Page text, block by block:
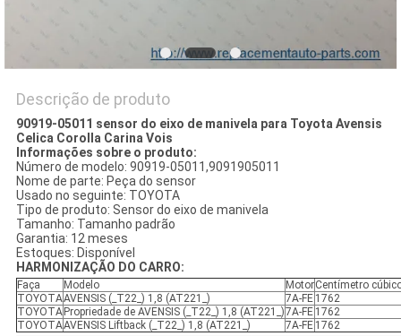
Descrição de produto
90919-05011 sensor do eixo de manivela para Toyota Avensis
Celica Corolla Carina Vois
Informações sobre o produto:
Número de modelo: 90919-05011,9091905011
Nome de parte: Peça do sensor
Usado no seguinte: TOYOTA
Tipo de produto: Sensor do eixo de manivela
Tamanho: Tamanho padrão
Garantia: 12 meses
Estoques: Disponível
HARMONIZAÇÃO DO CARRO:
Faça Modelo MotorCentímetro
TOYOTAAVENSIS (_T22_) 1,8 (AT221_) 7A-FE 1762
TOYOTA Propriedade de AVENSIS (_T22_) 1,8 (AT221_)7A-FE 1762
TOYOTAAVENSIS Liftback (_T22_) 1,8 (AT221_) 7A-FE 1762